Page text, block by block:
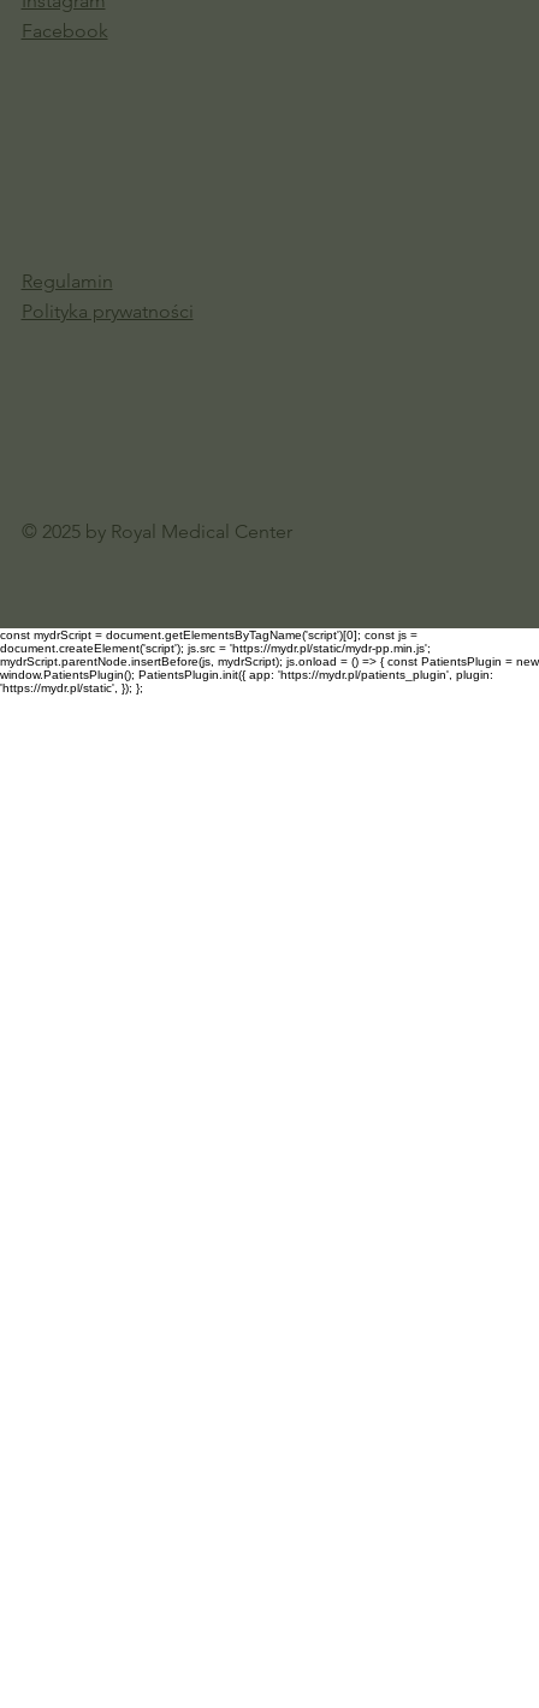
© 2025 by Royal Medical Center
Facebook
Regulamin
Polityka prywatności
const mydrScript = document.getElementsByTagName('script')[0]; const js =
document.createElement('script'); js.src = 'https://mydr.pl/static/mydr-pp.min.js';
mydrScript.parentNode.insertBefore(js, mydrScript); js.onload = () => { const PatientsPlugin = new
window.PatientsPlugin(); PatientsPlugin.init({ app: 'https://mydr.pl/patients_plugin', plugin:
'https://mydr.pl/static', }); };